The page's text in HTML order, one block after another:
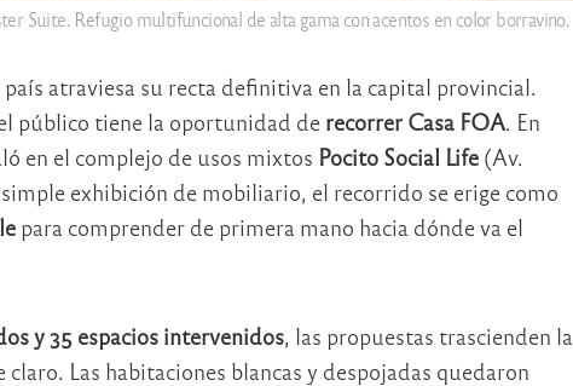
Suite. Refugio multifuncional de alta gama con acentos en color borravino.
atraviesa su recta definitiva en la capital provincial.
público tiene la oportunidad de recorrer Casa FOA. En
en el complejo de usos mixtos Pocito Social Life(Av.
exhibición de mobiliario, el recorrido se erige como
para comprender de primera mano hacia dónde va el
y 35 espacios intervenidos, las propuestas trascienden la
Las habitaciones blancas y despojadas quedaron